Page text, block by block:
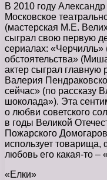
В 2010 году
Московское
(мастерская М.Е.
сыграл свою первую
сериалах:
обстоятельства»
актер сыграл
Валерия
сейчас» (по рассказу
шоколада»). Эта
о любви советского
в годы Великой
Пожарского
использует товарища,
любовь его какая-то –
«Елки»